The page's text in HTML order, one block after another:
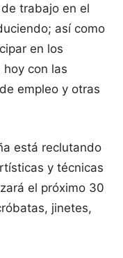
trabajo en el
así como
en los
con las
empleo y otras
está reclutando
y técnicas
el próximo 30
jinetes,